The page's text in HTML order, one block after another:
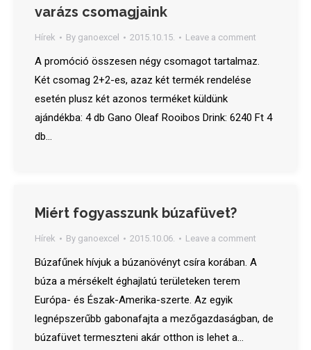
varázs csomagjaink
Hírek By ganoexcel 2015.10.15. Leave a comment
A promóció összesen négy csomagot tartalmaz.
Két csomag 2+2-es, azaz két termék rendelése
esetén plusz két azonos terméket küldünk
ajándékba: 4 db Gano Oleaf Rooibos Drink: 6240 Ft 4
db…
Miért fogyasszunk búzafüvet?
Hírek By ganoexcel 2015.10.06. Leave a comment
Búzafűnek hívjuk a búzanövényt csíra korában. A
búza a mérsékelt éghajlatú területeken terem
Európa- és Észak-Amerika-szerte. Az egyik
legnépszerűbb gabonafajta a mezőgazdaságban, de
búzafüvet termeszteni akár otthon is lehet a…